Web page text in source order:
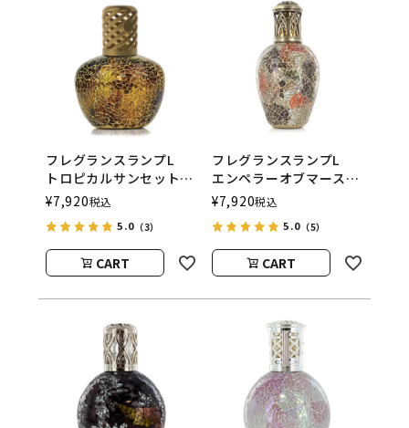
フレグランスランプL
トロピカルサンセット
ASHLEIGH&BURWOOD
（アシュレイアンドバー
ウッド）
¥7,920税込
5.0 （3）
CART
フレグランスランプL
エンペラーオブマース
ASHLEIGH&BURWOOD
（アシュレイアンドバー
ウッド）
¥7,920税込
5.0（5）
CART